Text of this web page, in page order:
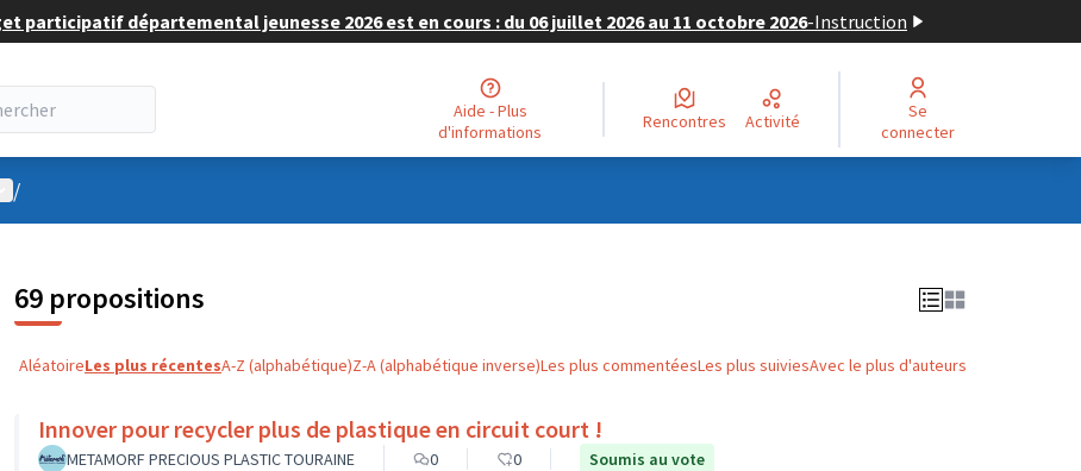
participatif départemental jeunesse 2026 est en cours : du 06 juillet 2026 au 11 octobre 2026-Instruction
Aide - Plus
d'informations
Rencontres Activité
Se
connecter
utilisateur
/
69 propositions
AléatoireLes plus récentesA-Z (alphabétique)Z-A (alphabétique inverse)Les plus commentéesLes plus suiviesAvec le plus d'auteurs
Innover pour recycler plus de plastique en circuit court !
METAMORF PRECIOUS PLASTIC TOURAINE 0 0 Soumis au vote